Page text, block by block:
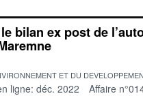
bilan ex post de
ET DU
ligne: déc. 2022 Affaire